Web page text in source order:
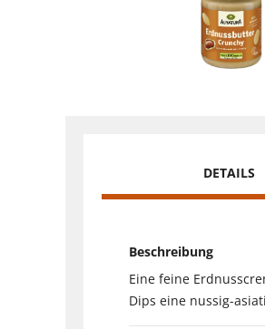
DETAILS
Beschreibung
Eine feine
Dips eine nussig-